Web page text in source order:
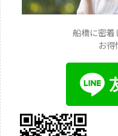
船橋に密着
お得